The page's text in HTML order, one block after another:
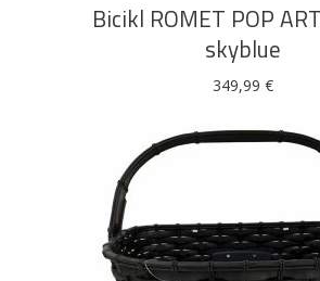
Bicikl ROMET POP
skyblue
349,99 €